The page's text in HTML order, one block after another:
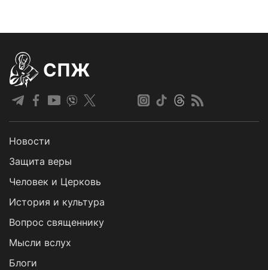
СПЖ
Новости
Защита веры
Человек и Церковь
История и культура
Вопрос священнику
Мысли вслух
Блоги